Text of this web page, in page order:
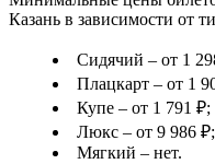
Казань в зависимости от
Сидячий – от 1
Плацкарт – от 1
Купе – от 1 791 ₽;
Люкс – от 9 986 ₽;
Мягкий – нет.